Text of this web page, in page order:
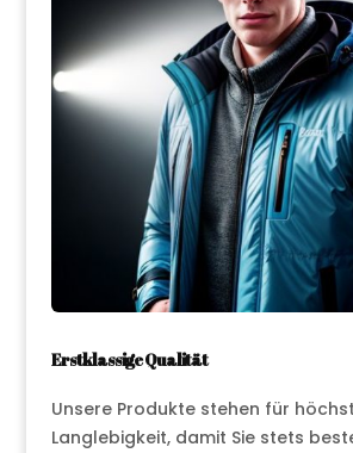
Erstklassige Qualität
Unsere Produkte stehen für
Langlebigkeit, damit Sie stets